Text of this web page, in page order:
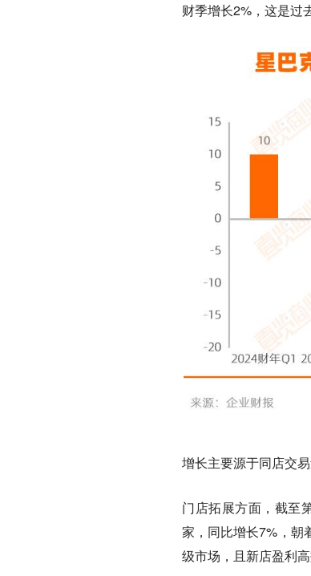
财季增长2%， 这是过
增长主要源于同店交
门店拓展方面， 截至
家，同比增长7%，朝
级市场，且新店盈利